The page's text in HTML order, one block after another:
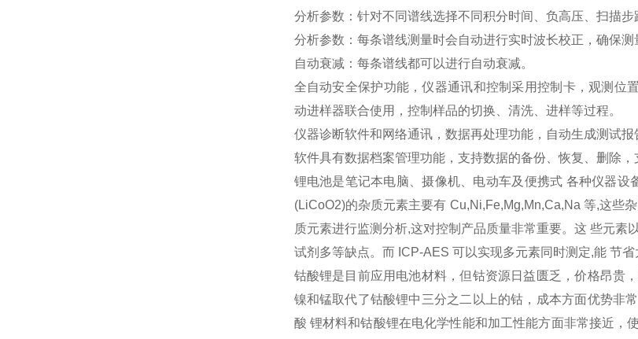
分析参数：针对不同谱线选择不同积分时间、负高压、扫描步
分析参数：每条谱线测量时会自动进行实时波长校正，确保测
自动衰减：每条谱线都可以进行自动衰减。
全自动安全保护功能，仪器通讯和控制采用控制卡，观测位
动进样器联合使用，控制样品的切换、清洗、进样等过程。
仪器诊断软件和网络通讯，数据再处理功能，自动生成测试报
软件具有数据档案管理功能，支持数据的备份、恢复、删除
锂电池是笔记本电脑、摄像机、电动车及便携式 各种仪器
(LiCoO2)的杂质元素主要有 Cu,Ni,Fe,Mg,Mn,Ca,Na 等,这些
质元素进行监测分析,这对控制产品质量非常重要。这 些元
试剂多等缺点。而 ICP-AES 可以实现多元素同时测定,能 节省
钴酸锂是目前应用电池材料，但钴资源日益匮乏，价格昂贵
镍和锰取代了钴酸锂中三分之二以上的钴，成本方面优势非
酸 锂材料和钴酸锂在电化学性能和加工性能方面非常接近，